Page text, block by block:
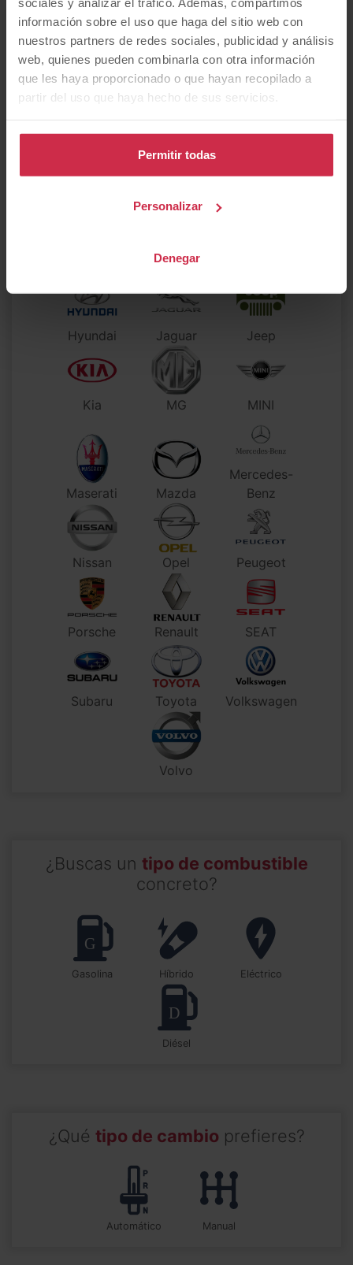
información sobre el uso que haga del sitio web con
nuestros partners de redes sociales, publicidad y análisis
web, quienes pueden combinarla con otra información
que les haya proporcionado o que hayan recopilado a
partir del uso que haya hecho de sus servicios.
Permitir todas
Personalizar
Denegar
¿Quémarcaprefieres?
Fiat
Hyundai Jaguar Jeep
Kia MG MINI
Maserati Mazda
Mercedes-
Benz
Nissan Opel Peugeot
Porsche Renault SEAT
Subaru Toyota Volkswagen
Volvo
¿Buscas un tipo de combustible
concreto?
Gasolina Híbrido Eléctrico
Diésel
¿Qué tipo de cambio prefieres?
automático manual